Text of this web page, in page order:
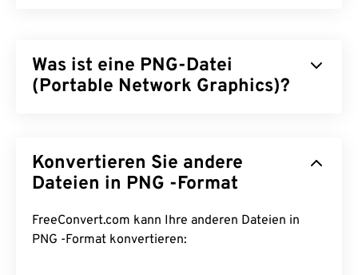
Was ist eine PNG-Datei
(Portable Network Graphics)?
Portabilität komprimiert. PNG-Bilder können
RGB-
oderRGBA- Farben enthalten und unterstützen
Verwendung in Symbolen oder Grafikdesigns
eignen. PNG unterstützt auch Animationen mit
Konvertieren Sie andere
Dateien in PNG -Format
FreeConvert.com kann Ihre anderen Dateien in
PNG -Format konvertieren: